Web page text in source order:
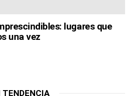
lugares que
una vez
TENDENCIA